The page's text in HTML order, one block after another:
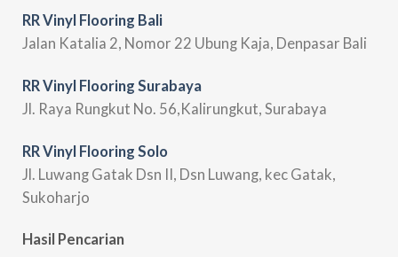
RR Vinyl Flooring Bali
Jalan Katalia 2, Nomor 22 Ubung Kaja, Denpasar Bali
RR Vinyl Flooring Surabaya
Jl. Raya Rungkut No. 56,Kalirungkut, Surabaya
RR Vinyl Flooring Solo
Jl. Luwang Gatak Dsn II, Dsn Luwang, kec Gatak,
Sukoharjo
Hasil Pencarian